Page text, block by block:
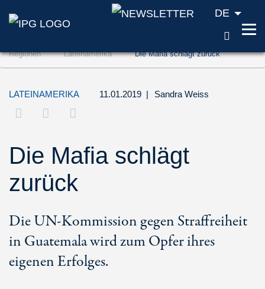
Zum Inhalt springen (Accesskey '1')
Zur Suche springen (Accesskey '2')
Zur Navigation springen (Accesskey '3')
DE
Regionen Lateinamerika Die Mafia schlägt zurück
LATEINAMERIKA 11.01.2019 | Sandra Weiss
Die Mafia schlägt
zurück
Die UN-Kommission gegen Straffreiheit
in Guatemala wird zum Opfer ihres
eigenen Erfolges.